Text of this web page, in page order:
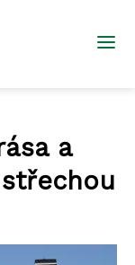
a